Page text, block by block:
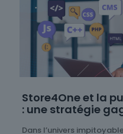
Store4One et la
: une stratégie
Dans l’univers